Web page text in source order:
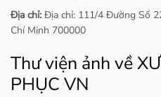
Địa chỉ: Địa chỉ: 111/4 Đường Số
Chí Minh 700000
Thư viện ảnh về
PHỤC VN